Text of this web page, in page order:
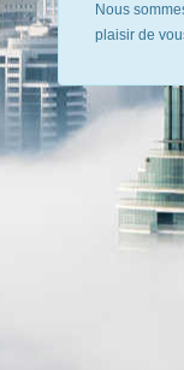
Nous
plaisir de